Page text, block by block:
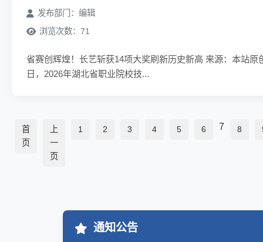
发布部门：编辑
浏览次数：71
省赛创辉煌！长艺斩获14项大奖刷新历史新高 来源：本站原
日，2026年湖北省职业院校技...
首
页
上
一
页
1 2 3 4 5 6 7 8
通知公告